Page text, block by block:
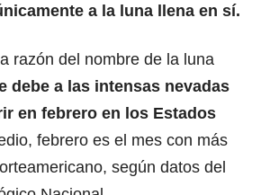
a la luna llena en sí.
razón del nombre de la luna
debe a las intensas nevadas
en febrero en los Estados
febrero es el mes con más
según datos del